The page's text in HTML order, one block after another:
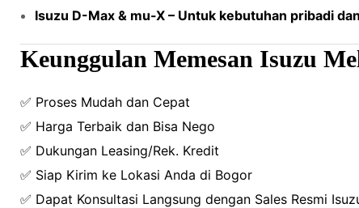
Isuzu D-Max & mu-X – Untuk kebutuhan pribadi
Keunggulan Memesan Isuzu
✅ Proses Mudah dan Cepat
✅ Harga Terbaik dan Bisa Nego
✅ Dukungan Leasing/Rek. Kredit
✅ Siap Kirim ke Lokasi Anda di Bogor
✅ Dapat Konsultasi Langsung dengan Sales Resmi